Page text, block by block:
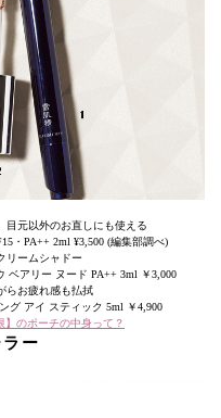
目元以外のお直しにも使える
・PA++ 2ml ¥3,500 (編集部調べ)
リームシャドー
ベアリー ヌード PA++ 3ml ￥3,000
らお疲れ感も払拭
グ アイ スティック 5ml ￥4,900
】のポーチの中身って？
ー